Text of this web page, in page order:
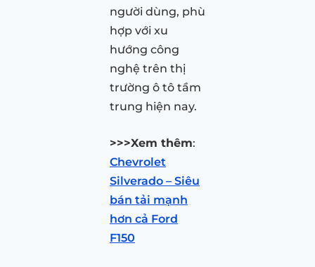
người dùng, phù
hợp với xu
hướng công
nghệ trên thị
trường ô tô tầm
trung hiện nay.
>>>Xem thêm:
Chevrolet
Silverado – Siêu
bán tải mạnh
hơn cả Ford
F150